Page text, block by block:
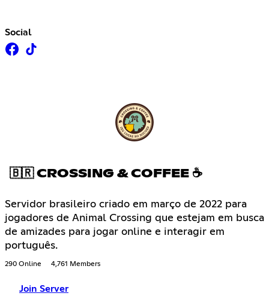
Social
🇧🇷 CROSSING & COFFEE ☕
Servidor brasileiro criado em março de 2022 para
jogadores de Animal Crossing que estejam em busca
de amizades para jogar online e interagir em
português.
290 Online 4,761 Members
Join Server